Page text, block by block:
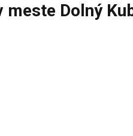
meste Dolný